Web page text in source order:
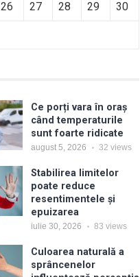
26 27 28 29 30
Ce porți vara în oraș
când temperaturile
sunt foarte ridicate
august 5, 2026 32 views
Stabilirea limitelor
poate reduce
resentimentele și
epuizarea
iulie 30, 2026 83 views
Culoarea naturală a
sprâncenelor